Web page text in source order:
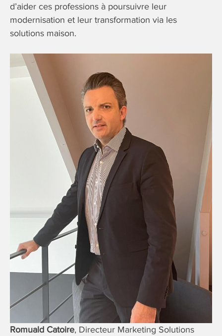
d’aider ces professions à poursuivre leur
modernisation et leur transformation via les
solutions maison.
Romuald Catoire, Directeur Marketing Solutions